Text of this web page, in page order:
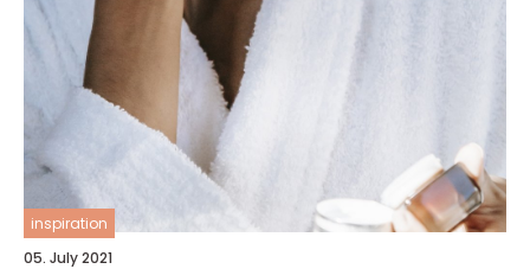
inspiration
05. July 2021